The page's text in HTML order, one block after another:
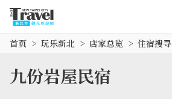
首页 玩乐新北 店家总览 住宿搜寻
九份岩屋民宿